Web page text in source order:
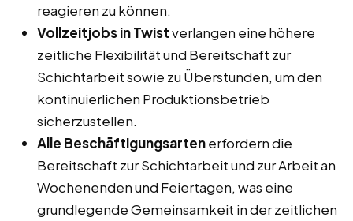
reagieren zu können.
Vollzeitjobs in Twistverlangen eine höhere
zeitliche Flexibilität und Bereitschaft zur
Schichtarbeit sowie zu Überstunden, um den
kontinuierlichen Produktionsbetrieb
sicherzustellen.
Alle Beschäftigungsartenerfordern die
Bereitschaft zur Schichtarbeit und zur Arbeit an
Wochenenden und Feiertagen, was eine
grundlegende Gemeinsamkeit in der zeitlichen